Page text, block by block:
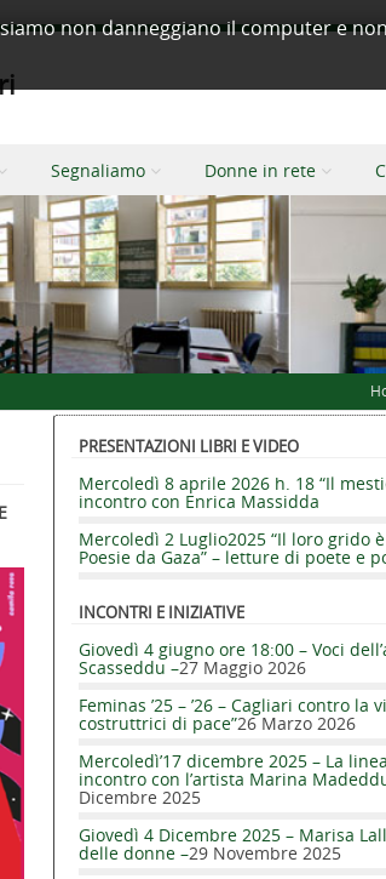
Segnaliamo Donne in rete
PRESENTAZIONI LIBRI E VIDEO
Mercoledì 8 aprile 2026 h. 18 “Il
incontro con Enrica Massidda
Mercoledì 2 Luglio2025 “Il loro grido
Poesie da Gaza” – letture di poete e
INCONTRI E INIZIATIVE
Giovedì 4 giugno ore 18:00 – Voci
Scasseddu –27 Maggio 2026
Feminas ’25 – ’26 – Cagliari contro la
costruttrici di pace”26 Marzo 2026
Mercoledì’17 dicembre 2025 – La
incontro con l’artista Marina
Dicembre 2025
Giovedì 4 Dicembre 2025 – Marisa
delle donne –29 Novembre 2025
non danneggiano il computer e